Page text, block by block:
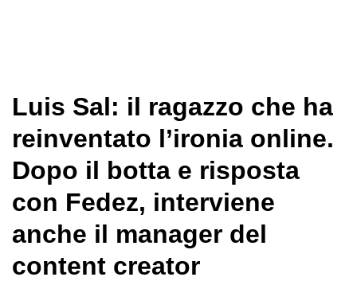
Luis Sal: il ragazzo che ha
reinventato l’ironia online.
Dopo il botta e risposta
con Fedez, interviene
anche il manager del
content creator